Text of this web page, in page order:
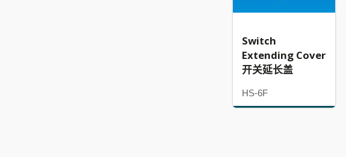
Switch
Extending Cover
开关延长盖
HS-6F